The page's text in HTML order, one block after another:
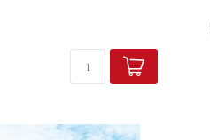
，說明以賽亞書的新出埃
傳救恩論和教會論的核心，
作有全新的瞭解...